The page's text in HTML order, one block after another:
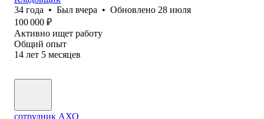
34 года • Был вчера • Обновлено 28 июля
100 000 ₽
Активно ищет работу
Общий опыт
14 лет 5 месяцев
сотрудник АХО